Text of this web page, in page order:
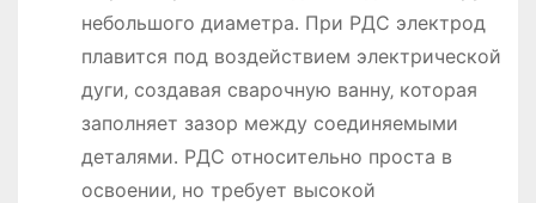
небольшого диаметра․ При РДС электрод
плавится под воздействием электрической
дуги‚ создавая сварочную ванну‚ которая
заполняет зазор между соединяемыми
деталями․ РДС относительно проста в
освоении‚ но требует высокой